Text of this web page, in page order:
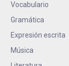
Vocabulario
Gramática
Expresión escrita
Música